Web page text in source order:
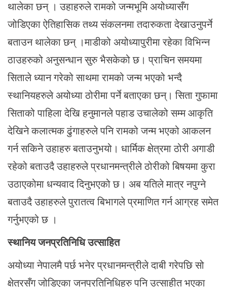
थालेका छन् । उहाहरुले रामको जन्मभूमि अयोध्यासँग
जोडिएका ऐतिहासिक तथ्य संकलनमा तदारुकता देखाउनुपर्ने
बताउन थालेका छन् ।माडीको अयोध्यापुरीमा रहेका विभिन्न
ठाउहरुको अनुसन्धान सुरु भैसकेको छ। प्राचिन समयमा
सिताले ध्यान गरेको साथमा रामको जन्म भएको भन्दै
स्थानियहरुले अयोध्या ठोरीमा पर्ने बताएका छन्। सिता गुफामा
सिताको पाहिला देखि हनुमानले पहाड उचालेको सम्म आकृति
देखिने कलात्मक ढुंगाहरुले पनि रामको जन्म भएको आकलन
गर्न सकिने उहाहरु बताउनुभयो। धार्मिक क्षेत्रमा ठोरी अगाडी
रहेको बताउदै उहाहरुले प्रधानमन्त्रीले ठोरीको बिषयमा कुरा
उठाएकोमा धन्यवाद दिनुभएको छ। अब यतिले मात्र नपुग्ने
बताउदै उहाहरुले पुरातत्व बिभागले प्रमाणित गर्न आग्रह समेत
गर्नुभएको छ ।
स्थानिय जनप्रतिनिधि उत्साहित
अयोध्या नेपालमै पर्छ भनेर प्रधानमन्त्रीले दाबी गरेपछि सो
क्षेत्रसँग जोडिएका जनप्रतिनिधिहरु पनि उत्साहीत भएका